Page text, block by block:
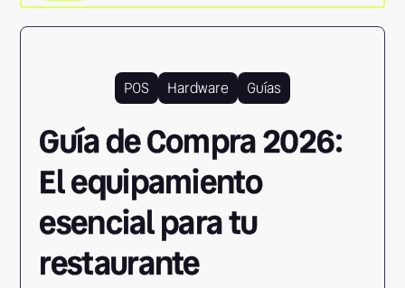
POS Hardware Guías
Guía de Compra 2026:
El equipamiento
esencial para tu
restaurante